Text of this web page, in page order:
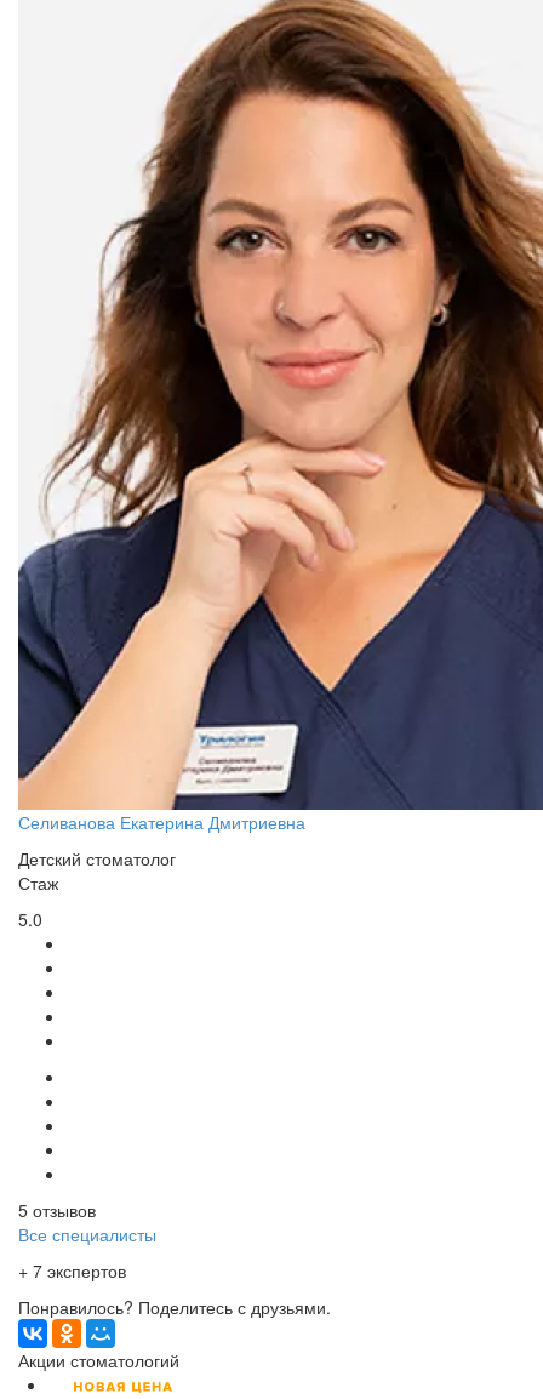
Селиванова Екатерина Дмитриевна
Детский стоматолог
Стаж
5.0
5 отзывов
Все специалисты
+ 7 экспертов
Понравилось? Поделитесь с друзьями.
Акции стоматологий